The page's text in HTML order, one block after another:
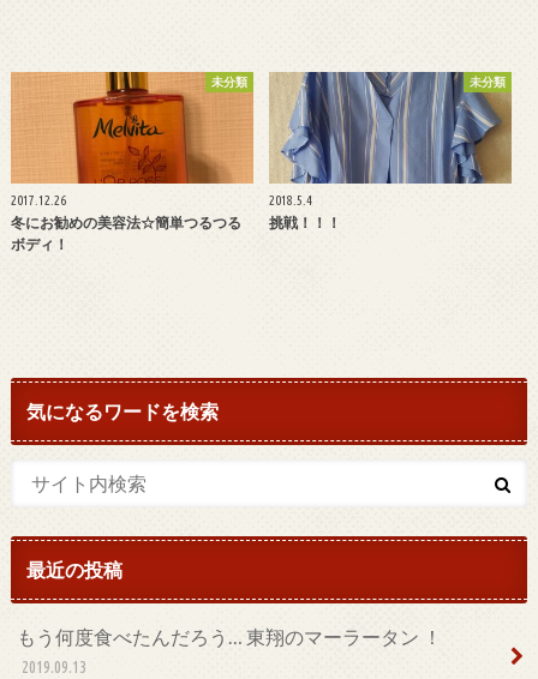
未分類
2017.12.26
冬にお勧めの美容法☆簡単つるつる
ボディ！
未分類
2018.5.4
挑戦！！！
気になるワードを検索
最近の投稿
もう何度食べたんだろう… 東翔のマーラータン ！
2019.09.13